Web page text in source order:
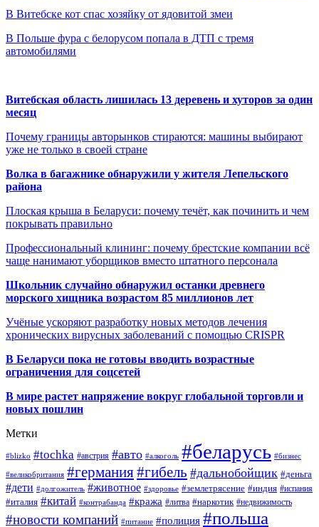
В Витебске кот спас хозяйку от ядовитой змеи
В Польше фура с белорусом попала в ДТП с тремя
автомобилями
Витебская область лишилась 13 деревень и хуторов за один
месяц
Почему границы авторынков стираются: машины выбирают
уже не только в своей стране
Волка в багажнике обнаружили у жителя Лепельского
района
Плоская крыша в Беларуси: почему течёт, как починить и чем
покрывать правильно
Профессиональный клининг: почему брестские компании всё
чаще нанимают уборщиков вместо штатного персонала
Школьник случайно обнаружил останки древнего
морского хищника возрастом 85 миллионов лет
Учёные ускоряют разработку новых методов лечения
хронических вирусных заболеваний с помощью CRISPR
В Беларуси пока не готовы вводить возрастные
ограничения для соцсетей
В мире растет напряжение вокруг глобальной торговли и
новых пошлин
Метки
#blizko #tochka #австрия #авто #алкоголь #беларусь #бизнес
#великобритания #германия#гибель #дальнобойщик #деньга
#дети #долгожитель #животное #здоровье #землетрясение #индия #испания
#италия #китай #контрабанда #кража #литва #наркотик #недвижимость
#новости компаний #питание #полиция #польша